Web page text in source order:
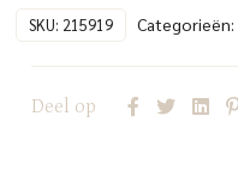
SKU: 215919 Categorieën:
Deel op